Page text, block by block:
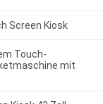
Screen Kiosk
Touch-
mit